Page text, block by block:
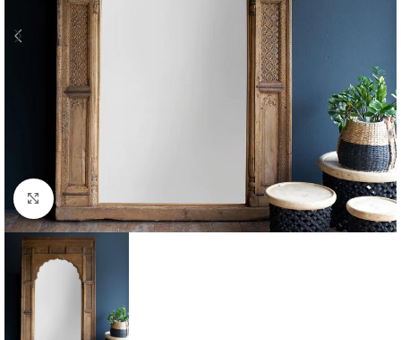
Click to enlarge